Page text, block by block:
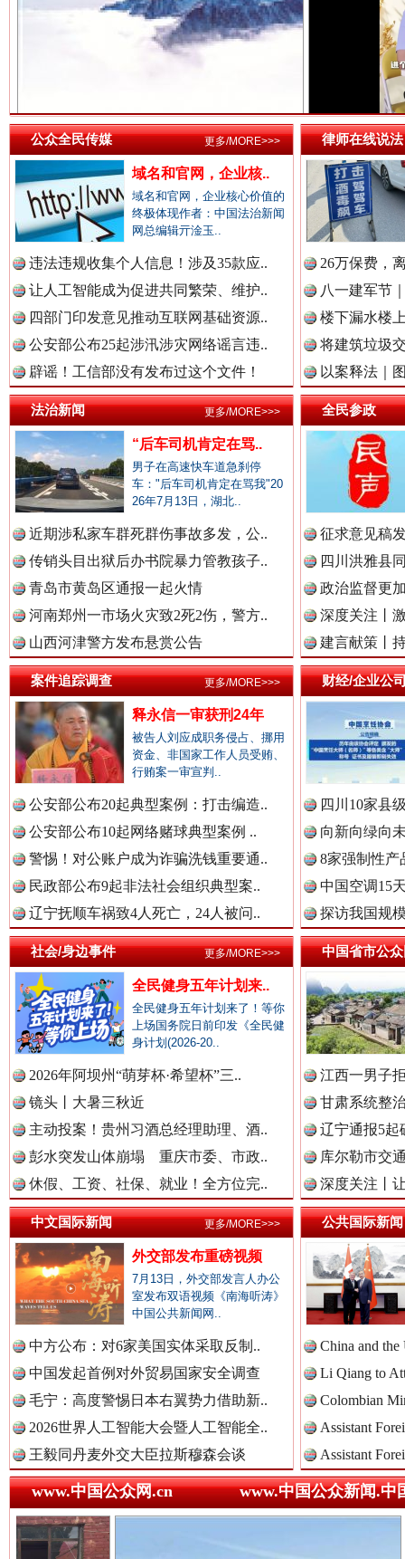
中国检察新闻网.
中国医药新闻网.
中国企业新闻网.
中国农业新闻网.
中国视频新闻网.
中国廉政法纪网.
中国律师在线.
中国参政网.中
中国全民新闻网.
中国公众新闻网.
中国公民新闻网.
中国公共新闻网.
中国法制新闻网.
中国法治新闻网.
中国法院新闻网.
中国检察新闻网.
中国医药新闻网.
中国企业新闻网.
祁连巍巍树丰碑 高回
雄关漫道展新颜 “
高速路
春天里的科技盛宴
巳巳如意，开工大吉！ 三轮上
“后车司机肯定在骂我” 全民健
公众全民传媒
域名和官网，企业核..
域名和官网，企业核心价值的
终极体现作者：中国法治新闻
网总编辑亓淦玉..
违法违规收集个人信息！涉及35款应..
让人工智能成为促进共同繁荣、维护..
四部门印发意见推动互联网基础资源..
公安部公布25起涉汛涉灾网络谣言违..
辟谣！工信部没有发布过这个文件！
更多/MORE>>> 律师在线说法
26万保费，
八一建军节
楼下漏水楼
将建筑垃圾
以案释法｜
法治新闻
“后车司机肯定在骂..
男子在高速快车道急刹停
车："后车司机肯定在骂我"20
26年7月13日，湖北..
近期涉私家车群死群伤事故多发，公..
传销头目出狱后办书院暴力管教孩子..
青岛市黄岛区通报一起火情
河南郑州一市场火灾致2死2伤，警方..
山西河津警方发布悬赏公告
更多/MORE>>> 全民参政
征求意见稿
四川洪雅县
政治监督更
深度关注丨
建言献策丨
案件追踪调查
释永信一审获刑24年
被告人刘应成职务侵占、挪用
资金、非国家工作人员受贿、
行贿案一审宣判..
公安部公布20起典型案例：打击编造..
公安部公布10起网络赌球典型案例 ..
警惕！对公账户成为诈骗洗钱重要通..
民政部公布9起非法社会组织典型案..
辽宁抚顺车祸致4人死亡，24人被问..
更多/MORE>>> 财经/企业公
四川10家县
向新向绿向
8家强制性产
中国空调15
探访我国规
社会/身边事件
全民健身五年计划来..
全民健身五年计划来了！等你
上场国务院日前印发《全民健
身计划(2026-20..
2026年阿坝州“萌芽杯·希望杯”三..
镜头丨大暑三秋近
主动投案！贵州习酒总经理助理、酒..
彭水突发山体崩塌 重庆市委、市政..
休假、工资、社保、就业！全方位完..
更多/MORE>>> 中国省市公
江西一男子
甘肃系统整
辽宁通报5起
库尔勒市交
深度关注丨
中文国际新闻
外交部发布重磅视频
7月13日，外交部发言人办公
室发布双语视频《南海听涛》
中国公共新闻网..
中方公布：对6家美国实体采取反制..
中国发起首例对外贸易国家安全调查
毛宁：高度警惕日本右翼势力借助新..
2026世界人工智能大会暨人工智能全..
王毅同丹麦外交大臣拉斯穆森会谈
更多/MORE>>> 公共国际新闻
China and
Li Qiang to
Colombian
Assistant
Assistant
www.中国公众网.cn www.中国公众新闻.中